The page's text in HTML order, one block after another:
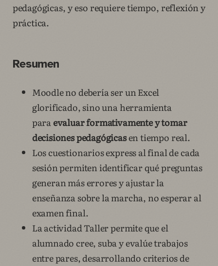
pedagógicas, y eso requiere tiempo, reflexión y
práctica.
Resumen
Moodle no debería ser un Excel
glorificado, sino una herramienta
paraevaluar formativamente y tomar
decisiones pedagógicasen tiempo real.
Los cuestionarios express al final de cada
sesión permiten identificar qué preguntas
generan más errores y ajustar la
enseñanza sobre la marcha, no esperar al
examen final.
La actividad Taller permite que el
alumnado cree, suba y evalúe trabajos
entre pares, desarrollando criterios de